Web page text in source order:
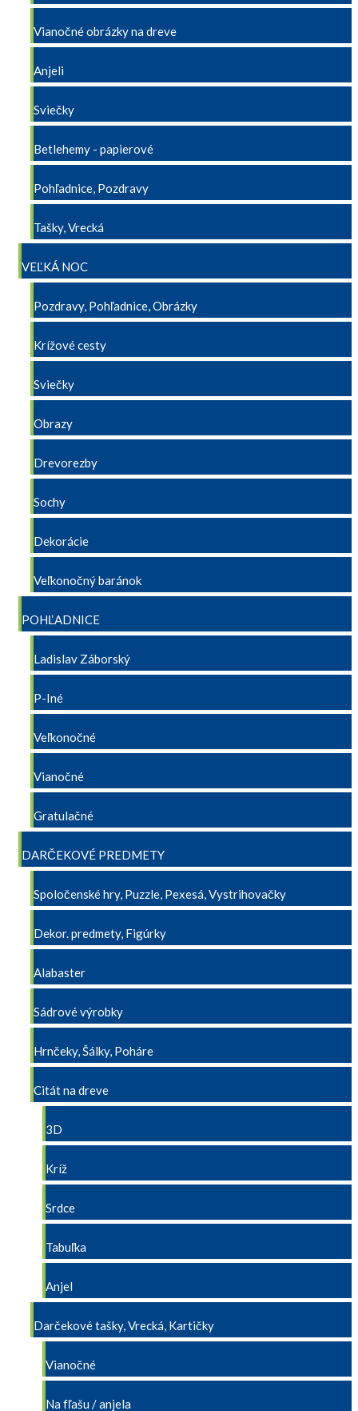
Vianočné obrázky na dreve
Anjeli
Sviečky
Betlehemy - papierové
Pohľadnice, Pozdravy
Tašky, Vrecká
VEĽKÁ NOC
Pozdravy, Pohľadnice, Obrázky
Krížové cesty
Sviečky
Obrazy
Drevorezby
Sochy
Dekorácie
Veľkonočný baránok
POHĽADNICE
Ladislav Záborský
P-Iné
Veľkonočné
Vianočné
Gratulačné
DARČEKOVÉ PREDMETY
Spoločenské hry, Puzzle, Pexesá, Vystrihovačky
Dekor. predmety, Figúrky
Alabaster
Sádrové výrobky
Hrnčeky, Šálky, Poháre
Citát na dreve
3D
Kríž
Srdce
Tabuľka
Anjel
Darčekové tašky, Vrecká, Kartičky
Vianočné
Na fľašu / anjela